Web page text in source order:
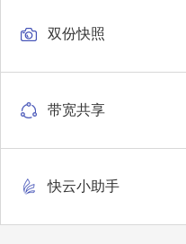
双份快照
带宽共享
快云小助手